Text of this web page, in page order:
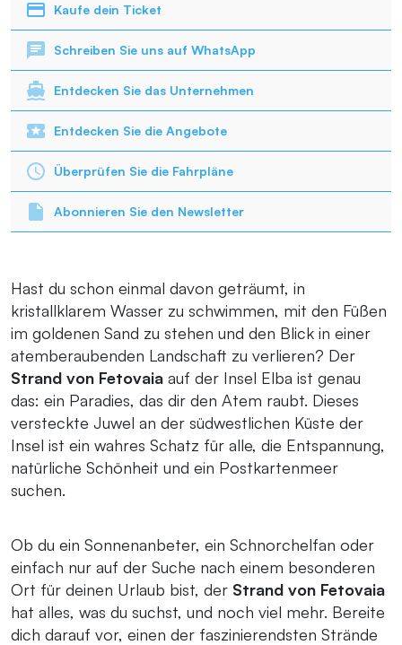
Kaufe dein Ticket
Schreiben Sie uns auf WhatsApp
Entdecken Sie das Unternehmen
Entdecken Sie die Angebote
Überprüfen Sie die Fahrpläne
Abonnieren Sie den Newsletter
Hast du schon einmal davon geträumt, in
kristallklarem Wasser zu schwimmen, mit den Füßen
im goldenen Sand zu stehen und den Blick in einer
atemberaubenden Landschaft zu verlieren? Der
Strand von Fetovaia auf der Insel Elba ist genau
das: ein Paradies, das dir den Atem raubt. Dieses
versteckte Juwel an der südwestlichen Küste der
Insel ist ein wahres Schatz für alle, die Entspannung,
natürliche Schönheit und ein Postkartenmeer
suchen.
Ob du ein Sonnenanbeter, ein Schnorchelfan oder
einfach nur auf der Suche nach einem besonderen
Ort für deinen Urlaub bist, der Strand von Fetovaia
hat alles, was du suchst, und noch viel mehr. Bereite
dich darauf vor, einen der faszinierendsten Strände